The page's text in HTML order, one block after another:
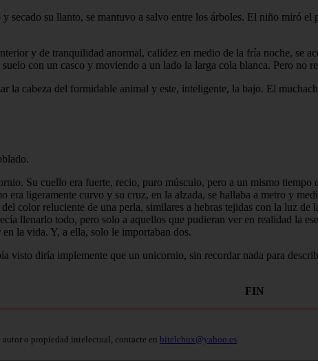
secado su llanto, se mantuvo a salvo entre los árboles. El niño miró el
y de tranquilidad anormal, calidez en medio de la fría noche, se
con un casco y moviendo a un lado la larga cola blanca. Pero no
la cabeza del formidable animal y este, inteligente, la bajo. El
Su cuello era fuerte, recio, puro músculo, pero a un mismo tiempo
era ligeramente curvo y su cruz, en la alzada, se hallaba a metro y
color reluciente de una perla, similares a hebras tejidas con la luz
llenarlo todo, pero solo a aquellos que pudieran ver en realidad la
la vida. Y, a ella, solo le importaban dos.
visto diría implemente que un unicornio, sin recordar nada para
FIN
o propiedad intelectual, contacte en bitelchux@yahoo.es